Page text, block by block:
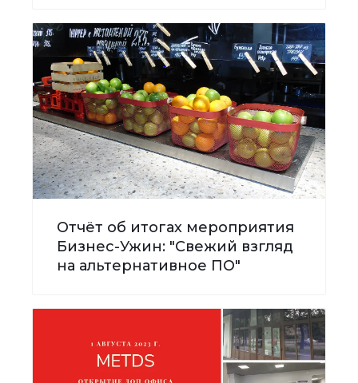
Отчёт об итогах мероприятия
Бизнес-Ужин: "Свежий взгляд
на альтернативное ПО"